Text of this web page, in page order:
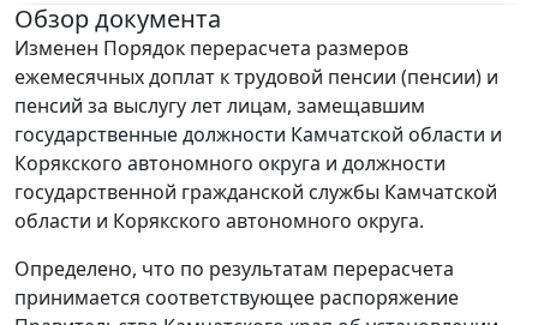
Обзор документа
Изменен Порядок перерасчета размеров
ежемесячных доплат к трудовой пенсии (пенсии) и
пенсий за выслугу лет лицам, замещавшим
государственные должности Камчатской области и
Корякского автономного округа и должности
государственной гражданской службы Камчатской
области и Корякского автономного округа.
Определено, что по результатам перерасчета
принимается соответствующее распоряжение